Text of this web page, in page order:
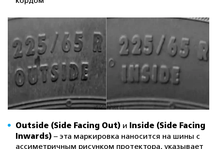
Outside (Side Facing Out) и Inside (Side Facing
Inwards) – эта маркировка наносится на шины с
ассиметричным рисунком протектора, указывает